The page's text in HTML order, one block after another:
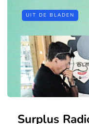
UIT DE BLADEN
Surplus